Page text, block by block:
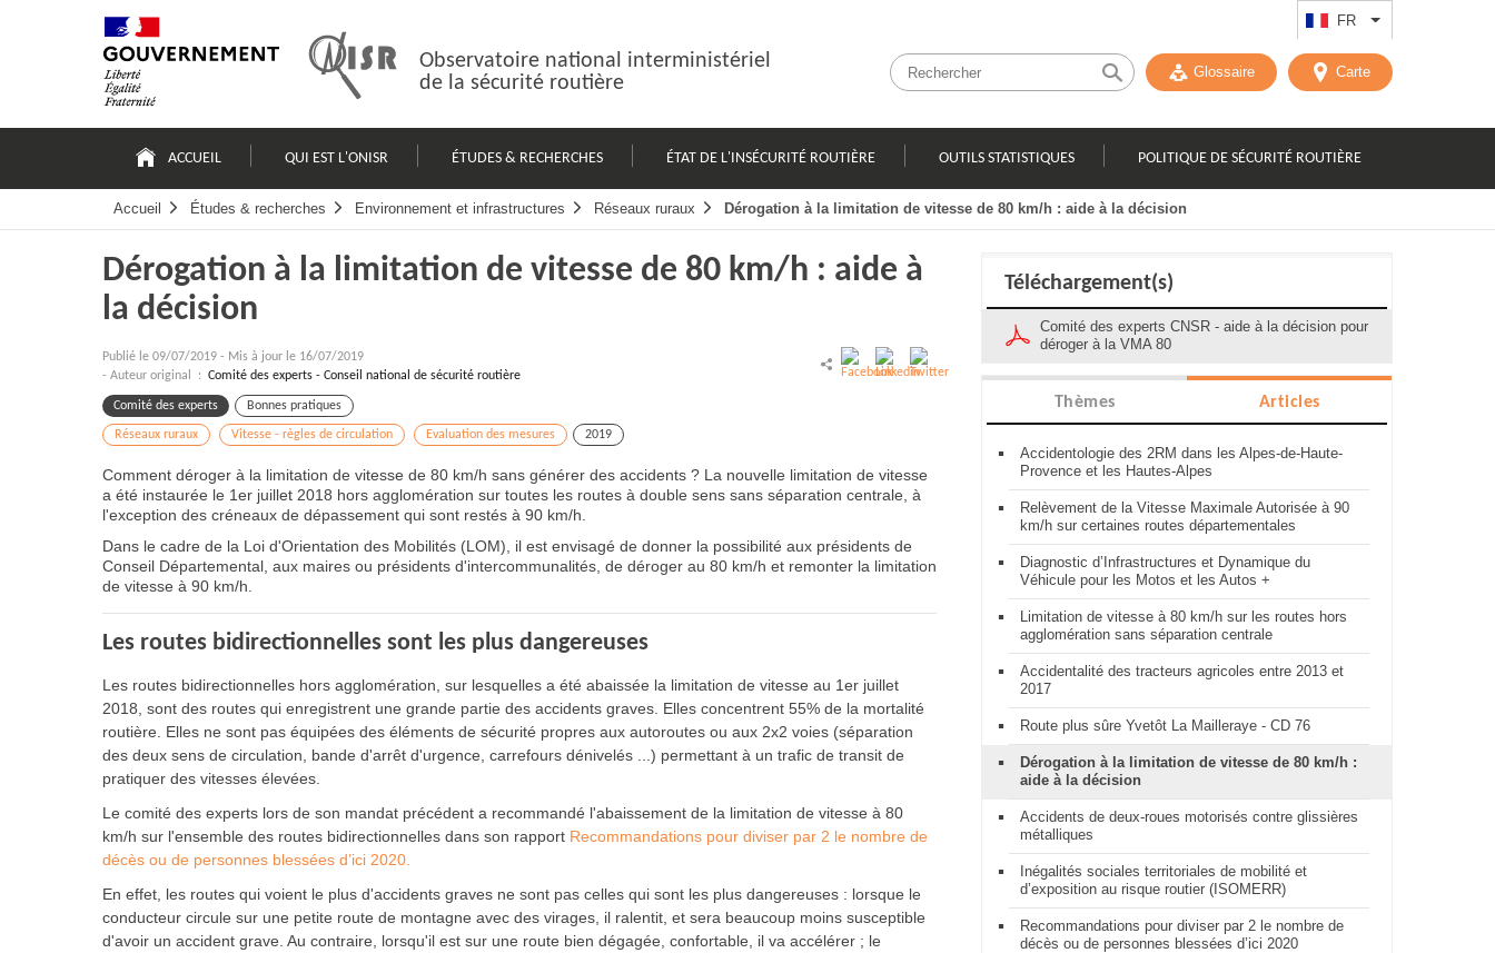
FR Lister les actions
Observatoire national interministériel
de la sécurité routière
Glossaire Carte
principale
ACCUEIL QUI EST L'ONISR ÉTUDES & RECHERCHES ÉTAT DE L'INSÉCURITÉ ROUTIÈRE OUTILS STATISTIQUES POLITIQUE DE SÉCURITÉ ROUTIÈRE
Accueil Études & recherches Environnement et infrastructures Réseaux ruraux Dérogation à la limitation de vitesse de 80 km/h : aide à la décision
Dérogation à la limitation de vitesse de 80 km/h : aide à
la décision
Publié le 09/07/2019 - Mis à jour le 16/07/2019
- Auteur original : Comité des experts - Conseil national de sécurité routière
Comité des experts Bonnes pratiques
Réseaux ruraux Vitesse - règles de circulation Evaluation des mesures 2019
Comment déroger à la limitation de vitesse de 80 km/h sans générer des accidents ? La nouvelle limitation de vitesse
a été instaurée le 1er juillet 2018 hors agglomération sur toutes les routes à double sens sans séparation centrale, à
l'exception des créneaux de dépassement qui sont restés à 90 km/h.
Dans le cadre de la Loi d'Orientation des Mobilités (LOM), il est envisagé de donner la possibilité aux présidents de
Conseil Départemental, aux maires ou présidents d'intercommunalités, de déroger au 80 km/h et remonter la limitation
de vitesse à 90 km/h.
Les routes bidirectionnelles sont les plus dangereuses
Les routes bidirectionnelles hors agglomération, sur lesquelles a été abaissée la limitation de vitesse au 1er juillet
2018, sont des routes qui enregistrent une grande partie des accidents graves. Elles concentrent 55% de la mortalité
routière. Elles ne sont pas équipées des éléments de sécurité propres aux autoroutes ou aux 2x2 voies (séparation
des deux sens de circulation, bande d'arrêt d'urgence, carrefours dénivelés ...) permettant à un trafic de transit de
pratiquer des vitesses élevées.
Le comité des experts lors de son mandat précédent a recommandé l'abaissement de la limitation de vitesse à 80
km/h sur l'ensemble des routes bidirectionnelles dans son rapport Recommandations pour diviser par 2 le nombre de
décès ou de personnes blessées d’ici 2020.
En effet, les routes qui voient le plus d'accidents graves ne sont pas celles qui sont les plus dangereuses : lorsque le
conducteur circule sur une petite route de montagne avec des virages, il ralentit, et sera beaucoup moins susceptible
d'avoir un accident grave. Au contraire, lorsqu'il est sur une route bien dégagée, confortable, il va accélérer ; le
Téléchargement(s)
Comité des experts CNSR - aide à la décision pour
déroger à la VMA 80
Thèmes Articles
Accidentologie des 2RM dans les Alpes-de-Haute-
Provence et les Hautes-Alpes
Relèvement de la Vitesse Maximale Autorisée à 90
km/h sur certaines routes départementales
Diagnostic d’Infrastructures et Dynamique du
Véhicule pour les Motos et les Autos +
Limitation de vitesse à 80 km/h sur les routes hors
agglomération sans séparation centrale
Accidentalité des tracteurs agricoles entre 2013 et
2017
Route plus sûre Yvetôt La Mailleraye - CD 76
Dérogation à la limitation de vitesse de 80 km/h :
aide à la décision
Accidents de deux-roues motorisés contre glissières
métalliques
Inégalités sociales territoriales de mobilité et
d’exposition au risque routier (ISOMERR)
Recommandations pour diviser par 2 le nombre de
décès ou de personnes blessées d’ici 2020